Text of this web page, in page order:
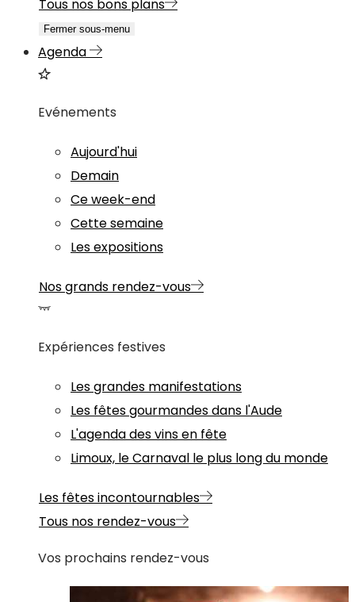
Tous nos bons plans
Fermer sous-menu
Agenda
Evénements
Aujourd'hui
Demain
Ce week-end
Cette semaine
Les expositions
Nos grands rendez-vous
Expériences festives
Les grandes manifestations
Les fêtes gourmandes dans l'Aude
L'agenda des vins en fête
Limoux, le Carnaval le plus long du monde
Les fêtes incontournables
Tous nos rendez-vous
Vos prochains rendez-vous